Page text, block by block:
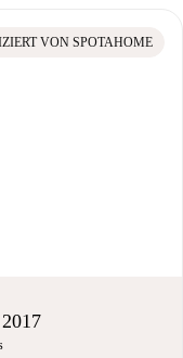
VON SPOTAHOME